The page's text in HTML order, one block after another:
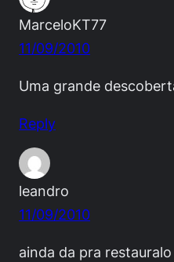
MarceloKT77
11/09/2010
Uma grande
Reply
leandro
11/09/2010
ainda da pra